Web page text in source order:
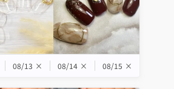
08/13 × 08/14 × 08/15 ×